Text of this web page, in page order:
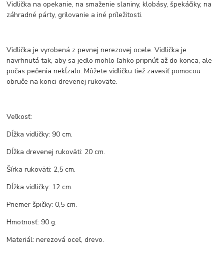
Vidlička na opekanie, na smaženie slaniny, klobásy, špekáčiky, na
záhradné párty, grilovanie a iné príležitosti.
Vidlička je vyrobená z pevnej nerezovej ocele. Vidlička je
navrhnutá tak, aby sa jedlo mohlo ľahko pripnúť až do konca, ale
počas pečenia nekĺzalo. Môžete vidličku tiež zavesiť pomocou
obruče na konci drevenej rukoväte.
Veľkosť:
Dĺžka vidličky: 90 cm.
Dĺžka drevenej rukoväti: 20 cm.
Šírka rukoväti: 2,5 cm.
Dĺžka vidličky: 12 cm.
Priemer špičky: 0,5 cm.
Hmotnosť: 90 g.
Materiál: nerezová oceľ, drevo.